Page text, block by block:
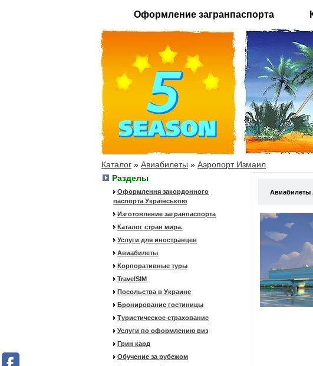
Оформление загранпаспорта
Каталог » Авиабилеты » Аэропорт Измаил
Разделы
Оформлення закордонного
паспорта Українською
Изготовление загранпаспорта
Каталог стран мира.
Услуги для иностранцев
Авиабилеты
Корпоративные туры
TravelSIM
Посольства в Украине
Бронирование гостиницы
Туристическое страхование
Услуги по оформлению виз
Грин кард
Обучение за рубежом
Авиабилеты